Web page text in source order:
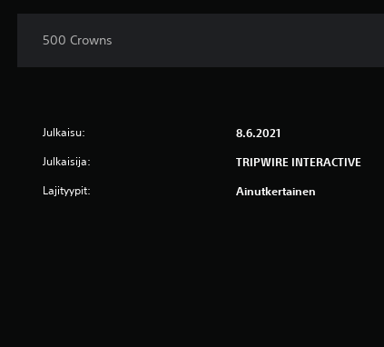
500 Crowns
Julkaisu: 8.6.2021
Julkaisija: TRIPWIRE INTERACTIVE
Lajityypit: Ainutkertainen